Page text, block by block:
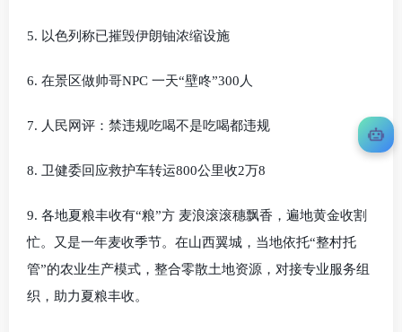
5. 以色列称已摧毁伊朗铀浓缩设施
6. 在景区做帅哥NPC 一天“壁咚”300人
7. 人民网评：禁违规吃喝不是吃喝都违规
8. 卫健委回应救护车转运800公里收2万8
9. 各地夏粮丰收有“粮”方 麦浪滚滚穗飘香，遍地黄金收割
忙。又是一年麦收季节。在山西翼城，当地依托“整村托
管”的农业生产模式，整合零散土地资源，对接专业服务组
织，助力夏粮丰收。